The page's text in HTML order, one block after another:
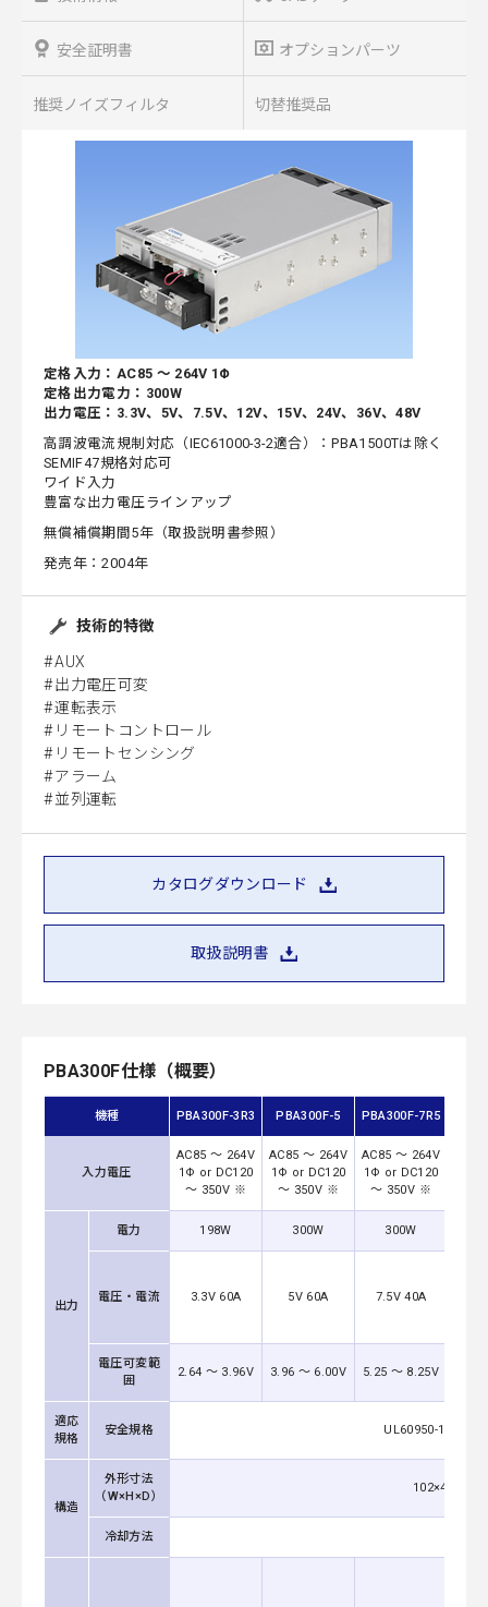
安全証明書 オプションパーツ
推奨ノイズフィルタ 切替推奨品
定格入力：AC85 ～ 264V 1Φ
定格出力電力：300W
出力電圧：3.3V、5V、7.5V、12V、15V、24V、36V、48V
高調波電流規制対応（IEC61000-3-2適合）：PBA1500Tは除く
SEMIF47規格対応可
ワイド入力
豊富な出力電圧ラインアップ
無償補償期間5年（取扱説明書参照）
発売年：2004年
技術的特徴
AUX
出力電圧可変
運転表示
リモートコントロール
リモートセンシング
アラーム
並列運転
カタログダウンロード
取扱説明書
PBA300F仕様（概要）
機種 PBA300F-3R3 PBA300F-5 PBA300F-7R5
入力電圧
AC85 ～ 264V
1Φ or DC120
～ 350V ※
AC85 ～ 264V
1Φ or DC120
～ 350V ※
AC85 ～ 264V
1Φ or DC120
～ 350V ※
出力
電力 198W 300W 300W
電圧・電流 3.3V 60A 5V 60A 7.5V 40A
電圧可変範
囲
2.64 ～ 3.96V 3.96 ～ 6.00V 5.25 ～ 8.25V
適応
規格
安全規格 UL60950-1, C-UL
構造
外形寸法
（W×H×D）
冷却方法